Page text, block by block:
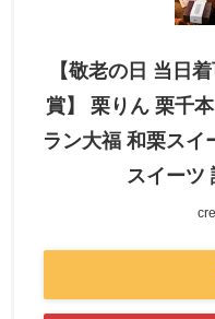
【敬老の日 当日
賞】 栗りん 栗千
ラン大福 和栗スイ
スイーツ